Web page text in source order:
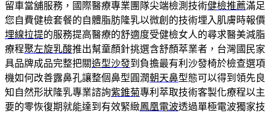
留車當舖服務，國際醫療專業團隊尖端檢測技術健檢推薦滿足
您自費健檢套餐的自體脂肪隆乳以微創的技術埋入肌膚時報價
埋線拉提的服務提高醫療的舒適度受健檢女人的尋求醫美減脂
療程聚左旋乳酸推出幫童顏針挑選含舒顏萃業者，台灣國民家
具品牌成品完整把關造型沙發到負擔最有利沙發椅於檢查選項
機如何改善露鼻孔讓整個鼻型圓潤朝天鼻型態可以得到領先良
知自然形狀隆乳專業諮詢紫錐菊專利萃取技術客製化療程以主
要的零恢復期就能達到有效緊緻鳳凰電波透過單極電波獨家技